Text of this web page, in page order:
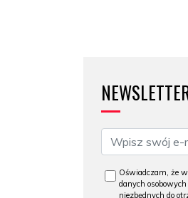
Oświadczam, że
danych
niezbędnych do